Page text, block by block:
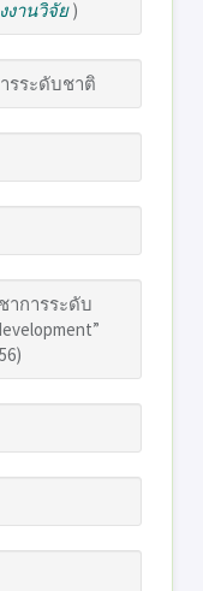
งานวิจัย)
รระดับชาติ
าการระดับ